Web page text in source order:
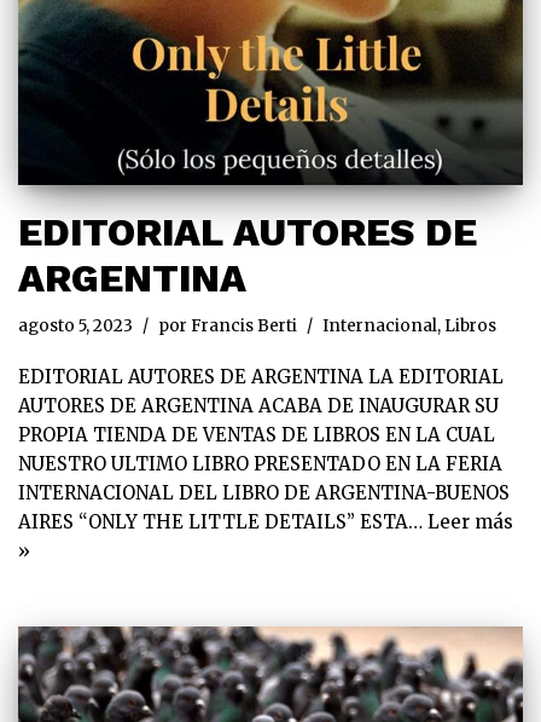
EDITORIAL AUTORES DE
ARGENTINA
agosto 5, 2023 por Francis Berti Internacional, Libros
EDITORIAL AUTORES DE ARGENTINA LA EDITORIAL
AUTORES DE ARGENTINA ACABA DE INAUGURAR SU
PROPIA TIENDA DE VENTAS DE LIBROS EN LA CUAL
NUESTRO ULTIMO LIBRO PRESENTADO EN LA FERIA
INTERNACIONAL DEL LIBRO DE ARGENTINA-BUENOS
AIRES “ONLY THE LITTLE DETAILS” ESTA… Leer más
»